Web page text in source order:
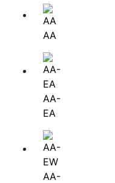
АА
АА-
ЕА
АА-